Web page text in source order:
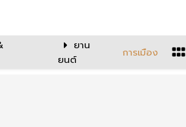
ยาน
ยนต์
การเมือง